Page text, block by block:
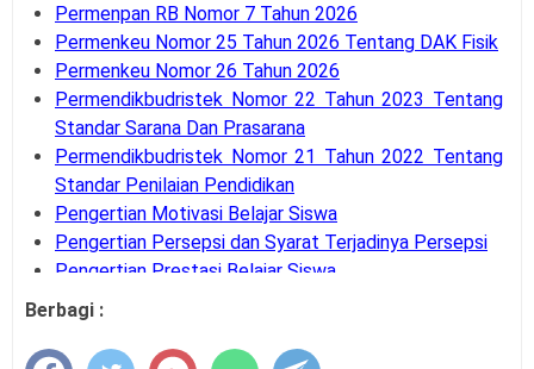
Permenpan RB Nomor 7 Tahun 2026
Permenkeu Nomor 25 Tahun 2026 Tentang DAK Fisik
Permenkeu Nomor 26 Tahun 2026
Permendikbudristek Nomor 22 Tahun 2023 Tentang
Standar Sarana Dan Prasarana
Permendikbudristek Nomor 21 Tahun 2022 Tentang
Standar Penilaian Pendidikan
Pengertian Motivasi Belajar Siswa
Pengertian Persepsi dan Syarat Terjadinya Persepsi
Pengertian Prestasi Belajar Siswa
Pengertian dan Teknik Supervisi Akademik
Bank Soal UM-PTKIN Tahun Akademik 2026/2027
Pengertian dan Komponen Layanan BK
Berbagi :